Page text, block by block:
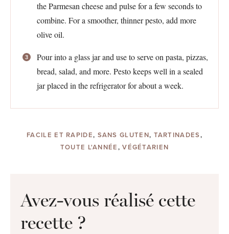
the Parmesan cheese and pulse for a few seconds to
combine. For a smoother, thinner pesto, add more
olive oil.
Pour into a glass jar and use to serve on pasta, pizzas,
bread, salad, and more. Pesto keeps well in a sealed
jar placed in the refrigerator for about a week.
FACILE ET RAPIDE, SANS GLUTEN, TARTINADES,
TOUTE L'ANNÉE,VÉGÉTARIEN
Avez-vous réalisé cette
recette ?